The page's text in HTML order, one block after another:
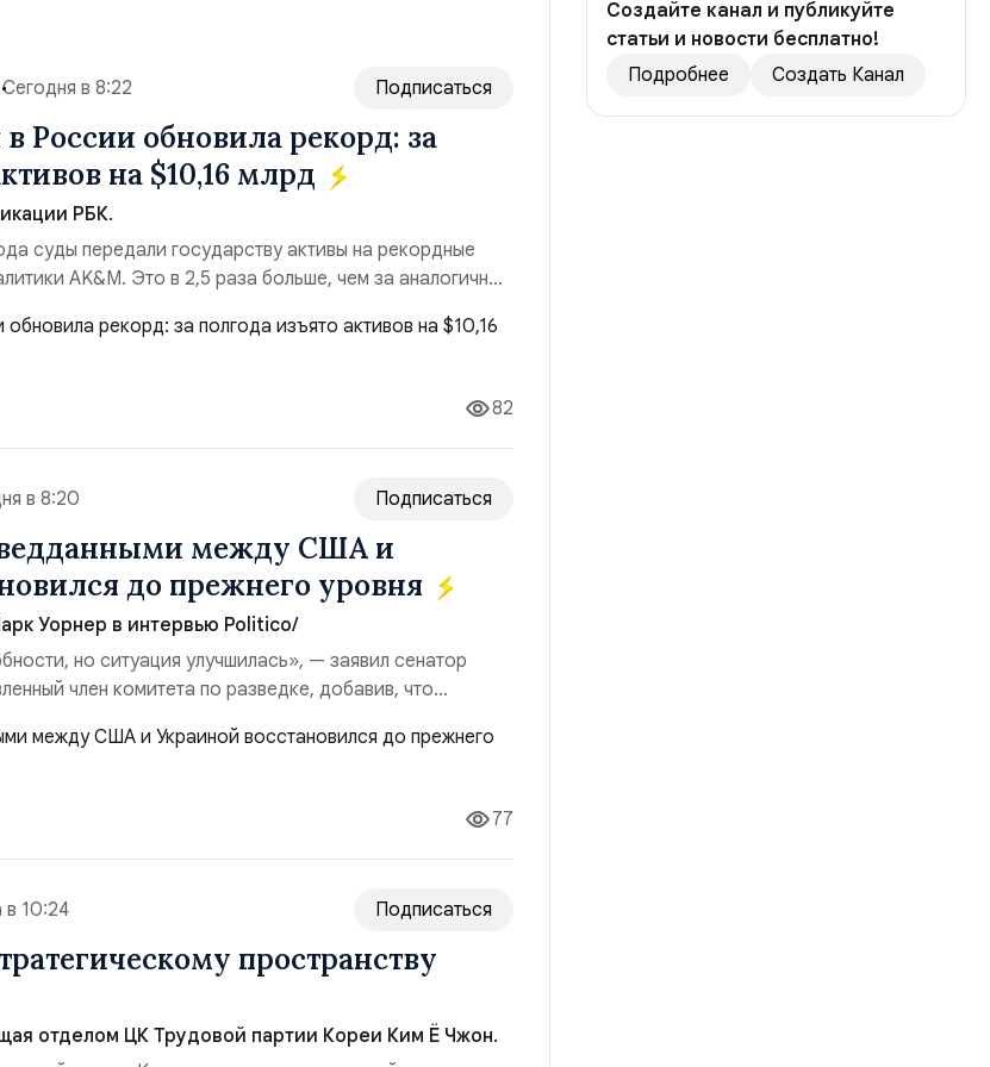
Сегодня в 8:22 Подписаться
России обновила рекорд: за
на $10,16 млрд
РБК.
суды передали государству активы на рекордные
AK&M. Это в 2,5 раза больше, чем за аналогичный
Всего зафиксировано 15 национализационных
42,2% денежного объёма всего российского рынка
...
82
в 8:20 Подписаться
между США и
до прежнего уровня
Уорнер в интервью Politico/
но ситуация улучшилась», — заявил сенатор
член комитета по разведке, добавив, что
и ракет большой дальности позволило ей
территории и укрепило её
США стало ключом к позитивному пов...
77
в 10:24 Подписаться
пространству
отделом ЦК Трудовой партии Кореи Ким Ё Чжон.
Создайте канал и публикуйте
статьи и новости бесплатно!
Подробнее
Создать Канал